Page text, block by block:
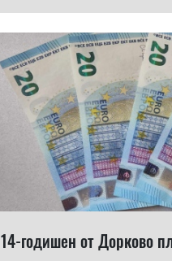
14-годишен от Дорково